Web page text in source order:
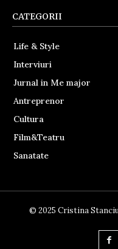
CATEGORII
Life & Style
Interviuri
Jurnal in Me major
Antreprenor
Cultura
Film&Teatru
Sanatate
© 2025 Cristina